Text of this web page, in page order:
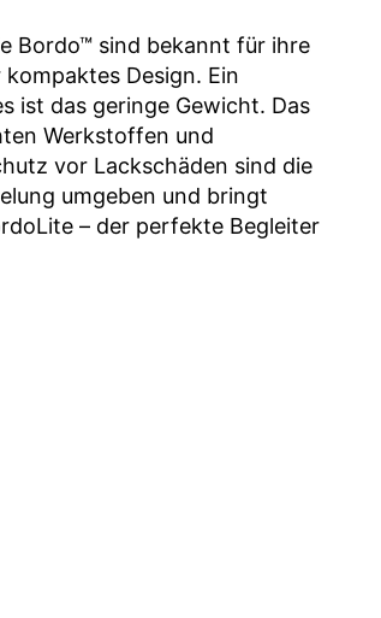
Bordo™ sind bekannt für ihre
Design. Ein
ist das geringe Gewicht. Das
Werkstoffen und
vor Lackschäden sind die
umgeben und bringt
Lite – der perfekte Begleiter